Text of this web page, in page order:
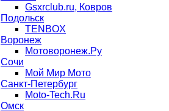
Gsxrclub.ru, Ковров
Подольск
TENBOX
Воронеж
Мотоворонеж.Ру
Сочи
Мой Мир Мото
Санкт-Петербург
Moto-Tech.Ru
Омск